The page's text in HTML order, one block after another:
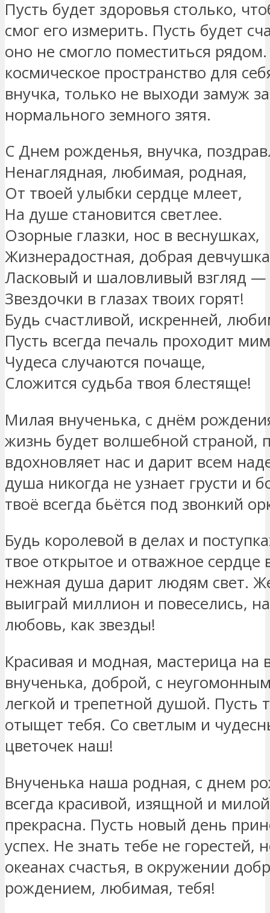
Пусть будет здоровья столько,
смог его измерить. Пусть будет
оно не смогло поместиться
космическое пространство для
внучка, только не выходи замуж
нормального земного зятя.
С Днем рожденья, внучка,
Ненаглядная, любимая, родная,
От твоей улыбки сердце млеет,
На душе становится светлее.
Озорные глазки, нос в веснушках,
Жизнерадостная, добрая
Ласковый и шаловливый взгляд —
Звездочки в глазах твоих горят!
Будь счастливой, искренней,
Пусть всегда печаль проходит
Чудеса случаются почаще,
Сложится судьба твоя блестяще!
Милая внученька, с днём
жизнь будет волшебной страной,
вдохновляет нас и дарит всем
душа никогда не узнает грусти и
твоё всегда бьётся под звонкий
Будь королевой в делах и
твое открытое и отважное сердце
нежная душа дарит людям свет.
выиграй миллион и повеселись,
любовь, как звезды!
Красивая и модная, мастерица на
внученька, доброй, с
легкой и трепетной душой. Пусть
отыщет тебя. Со светлым и
цветочек наш!
Внученька наша родная, с днем
всегда красивой, изящной и
прекрасна. Пусть новый день
успех. Не знать тебе не горестей,
океанах счастья, в окружении
рождением, любимая, тебя!